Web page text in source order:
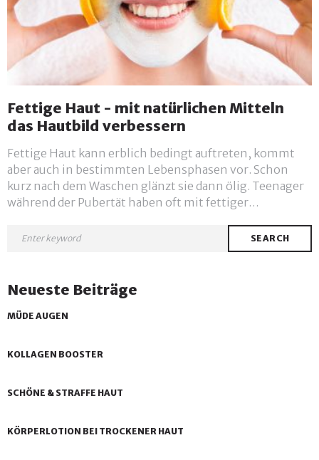
Fettige Haut - mit natürlichen Mitteln
das Hautbild verbessern
Fettige Haut kann erblich bedingt auftreten, kommt
aber auch in bestimmten Lebensphasen vor. Schon
kurz nach dem Waschen glänzt sie dann ölig. Teenager
während der Pubertät haben oft mit fettiger…
SEARCH
Neueste Beiträge
MÜDE AUGEN
KOLLAGEN BOOSTER
SCHÖNE & STRAFFE HAUT
KÖRPERLOTION BEI TROCKENER HAUT